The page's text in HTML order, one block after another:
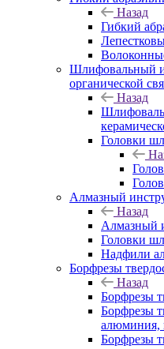
Назад
Гибкий
Шлифовальный
органической
Назад
Головки
Алмазный
Назад
Алмазный
Головки
Надфили
Борфрезы
Назад
Борфрезы
Борфрезы
алюминия,
Борфрезы